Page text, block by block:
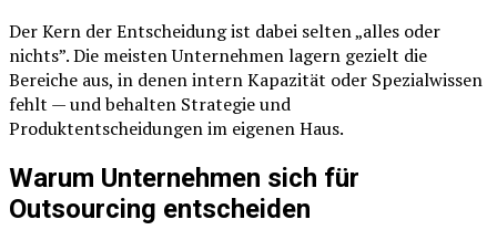
Der Kern der Entscheidung ist dabei selten „alles oder
nichts”. Die meisten Unternehmen lagern gezielt die
Bereiche aus, in denen intern Kapazität oder Spezialwissen
fehlt — und behalten Strategie und
Produktentscheidungen im eigenen Haus.
Warum Unternehmen sich für
Outsourcing entscheiden